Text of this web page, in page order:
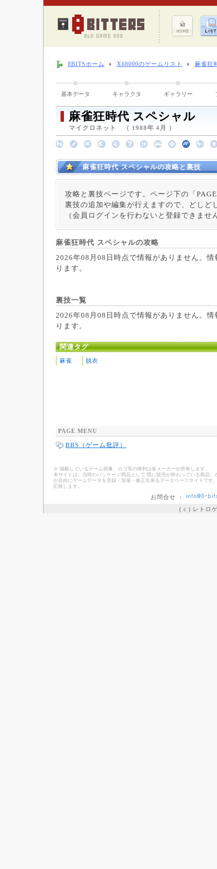
8BITSホーム X68000のゲームリスト 麻雀狂
基本データ キャラクタ ギャラリー
麻雀狂時代 スペシャル
マイクロネット （ 1988年 4月 ）
麻雀狂時代 スペシャルの攻略と裏技
攻略と裏技ページです。ページ下の「
裏技の追加や編集が行えますので、どしど
（会員ログインを行わないと登録できませ
麻雀狂時代 スペシャルの攻略
2026年08月08日時点で情報がありません。
ります。
裏技一覧
2026年08月08日時点で情報がありません。
ります。
関連タグ
麻雀 脱衣
PAGE MENU
BBS（ゲーム批評）
※ 掲載しているゲーム画像、ロゴ等の権利は各メーカーが所有します。
本サイトは、当時のパッケージ商品として 既に販売が終わっている商品
が自由にゲームデータを登録・加筆・修正出来るデータベースサイトで
応致します。
お問合せ ：
( c ) レトロ